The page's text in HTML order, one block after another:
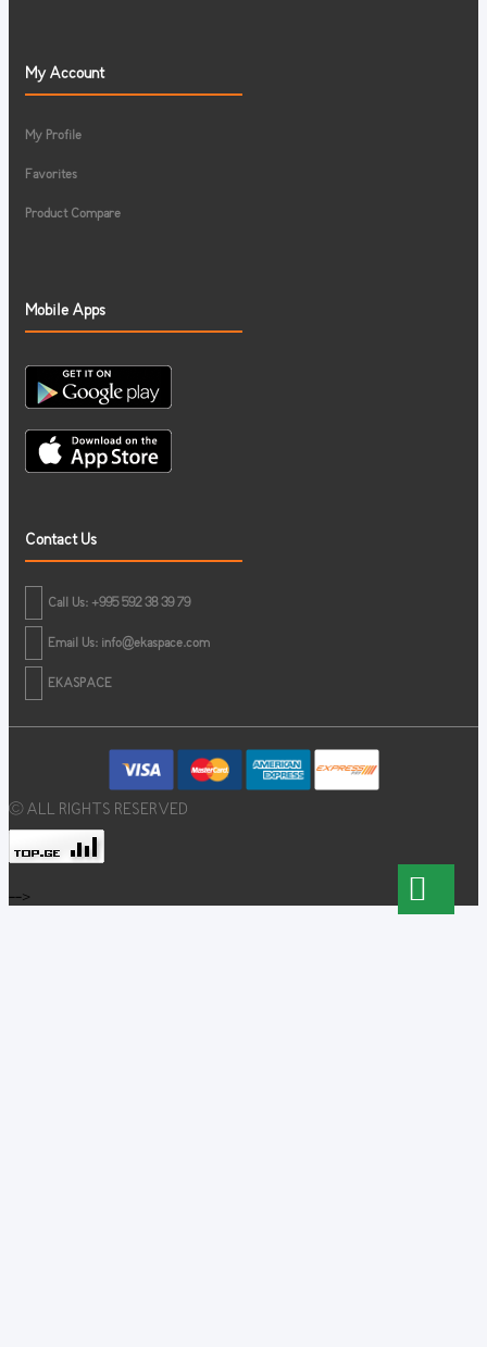
My Account
My Profile
Favorites
Product Compare
Mobile Apps
Contact Us
Call Us: +995 592 38 39 79
Email Us: info@ekaspace.com
EKASPACE
© ALL RIGHTS RESERVED
-->